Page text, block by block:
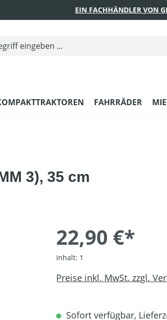
EIN FACHHÄNDLER VON
FAHRRÄDER
3), 35 cm
22,90 €*
Inhalt: 1
Preise inkl. MwSt. zzgl.
Sofort verfügbar,